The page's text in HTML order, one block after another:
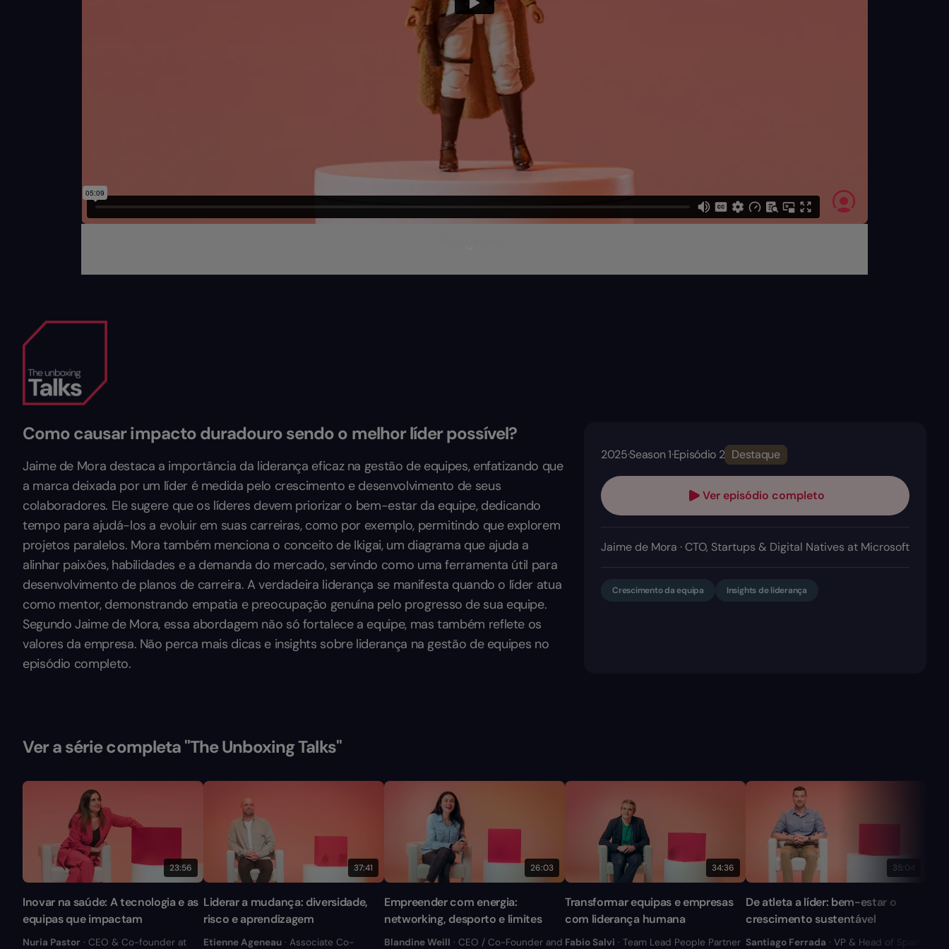
Como causar impacto duradouro sendo o melhor líder possível?
Jaime de Mora destaca a importância da liderança eficaz na gestão de equipes, enfatizando que
a marca deixada por um líder é medida pelo crescimento e desenvolvimento de seus
colaboradores. Ele sugere que os líderes devem priorizar o bem-estar da equipe, dedicando
tempo para ajudá-los a evoluir em suas carreiras, como por exemplo, permitindo que explorem
projetos paralelos. Mora também menciona o conceito de Ikigai, um diagrama que ajuda a
alinhar paixões, habilidades e a demanda do mercado, servindo como uma ferramenta útil para
desenvolvimento de planos de carreira. A verdadeira liderança se manifesta quando o líder atua
como mentor, demonstrando empatia e preocupação genuína pelo progresso de sua equipe.
Segundo Jaime de Mora, essa abordagem não só fortalece a equipe, mas também reflete os
valores da empresa. Não perca mais dicas e insights sobre liderança na gestão de equipes no
episódio completo.
2025·Season 1·Episódio 2 Destaque
Ver episódio completo
Jaime de Mora · CTO, Startups & Digital Natives at Microsoft
Crescimento da equipa Insights de liderança
Ver a série completa "The Unboxing Talks"
23:56
Inovar na saúde: A tecnologia e as
equipas que impactam
Nuria Pastor · CEO & Co-founder at
37:41
Liderar a mudança: diversidade,
risco e aprendizagem
Etienne Ageneau · Associate Co-
26:03
Empreender com energia:
networking, desporto e limites
Blandine Weill · CEO / Co-Founder and
34:36
Transformar equipas e empresas
com liderança humana
Fabio Salvi · Team Lead People Partner
35:04
De atleta a líder: bem-estar o
crescimento sustentável
Santiago Ferrada · VP & Head of Spain